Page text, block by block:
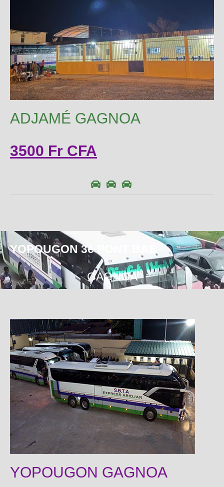
ADJAMÉ GAGNOA
3500 Fr CFA
YOPOUGON 3è PONT BAE
GAGNOA
YOPOUGON GAGNOA